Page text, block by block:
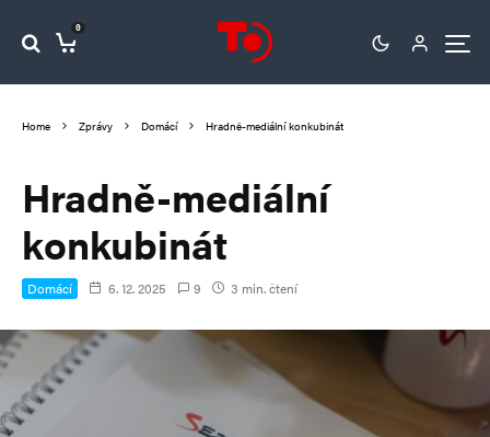
0
Home Zprávy Domácí Hradně-mediální konkubinát
Hradně-mediální
konkubinát
Domácí 6. 12. 2025 9 3 min. čtení